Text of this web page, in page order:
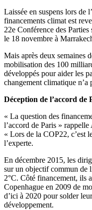
Laissée en suspens lors de
financements climat est
22e Conférence des
le 18 novembre à
Mais après deux semaines
mobilisation des 100
développés pour aider les
changement climatique n’a
Déception de l’accord de
« La question des
l’accord de Paris »
« Lors de la COP22, c’est
l’experte.
En décembre 2015, les
sur un objectif commun de
2°C. Côté financement, ils
Copenhague en 2009 de
d’ici à 2020 pour solder
développement.